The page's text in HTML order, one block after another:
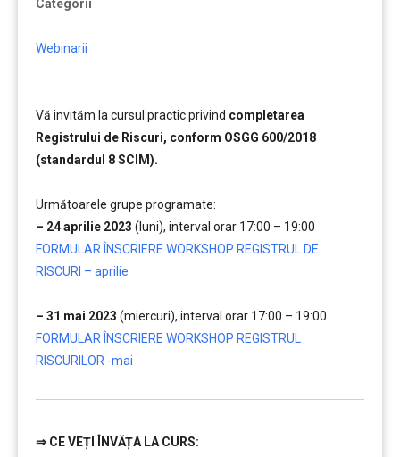
Categorii
Webinarii
Vă invităm la cursul practic privind completarea
Registrului de Riscuri, conform OSGG 600/2018
(standardul 8 SCIM).
Următoarele grupe programate:
– 24 aprilie 2023 (luni), interval orar 17:00 – 19:00
FORMULAR ÎNSCRIERE WORKSHOP REGISTRUL DE
RISCURI – aprilie
– 31 mai 2023 (miercuri), interval orar 17:00 – 19:00
FORMULAR ÎNSCRIERE WORKSHOP REGISTRUL
RISCURILOR -mai
⇒ CE VEȚI ÎNVĂȚA LA CURS: